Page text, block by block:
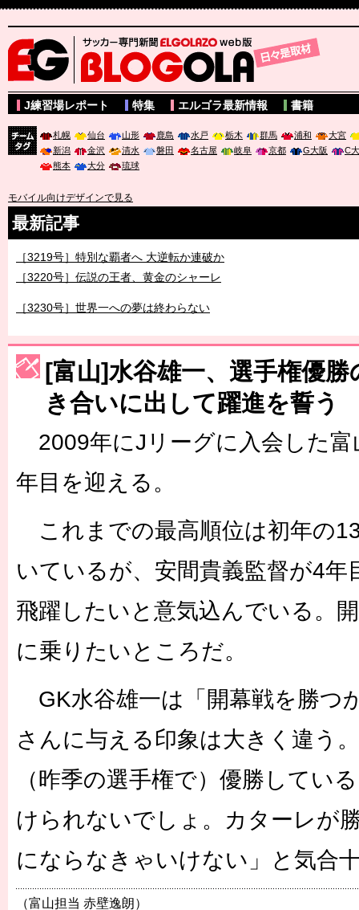
サッカー専門新聞ELGOLAZO web版 BLOGOLA
J練習場レポート 特集 エルゴラ最新情報 書籍
札幌 仙台 山形 鹿島 水戸 栃木 群馬 浦和
大宮
新潟
金沢 清水 磐田 名古屋 岐阜 京都 G大阪
C
熊本
大分 琉球
モバイル向けデザインで見る
最新記事
［3219号］特別な覇者へ 大逆転か連破か
［3220号］伝説の王者、黄金のシャーレ
［3230号］世界一への夢は終わらない
［3223号］一丸。日本出陣
［3222号］史上最大のW杯開幕 注目は「個」
[富山]水谷雄一、選手権優勝
き合いに出して躍進を誓う
2009年にJリーグに入会した富
年目を迎える。
これまでの最高順位は初年の
いているが、安間貴義監督が4年
飛躍したいと意気込んでいる。
に乗りたいところだ。
GK水谷雄一は「開幕戦を勝つ
さんに与える印象は大きく違う
（昨季の選手権で）優勝してい
けられないでしょ。カターレが
にならなきゃいけない」と気合
（富山担当 赤壁逸朗）